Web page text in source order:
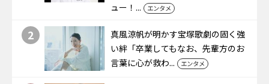
ュー！...
エンタメ
2
真風涼帆が明かす宝塚歌劇の固く強
い絆「卒業してもなお、先輩方のお
言葉に心が救わ...
エンタメ